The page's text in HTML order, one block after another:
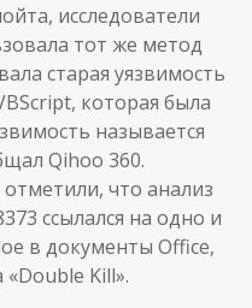
исследователи
тот же метод
старая уязвимость
которая была
называется
Qihoo 360.
что анализ
ссылался на одно и
в документы Office,
«Double Kill».